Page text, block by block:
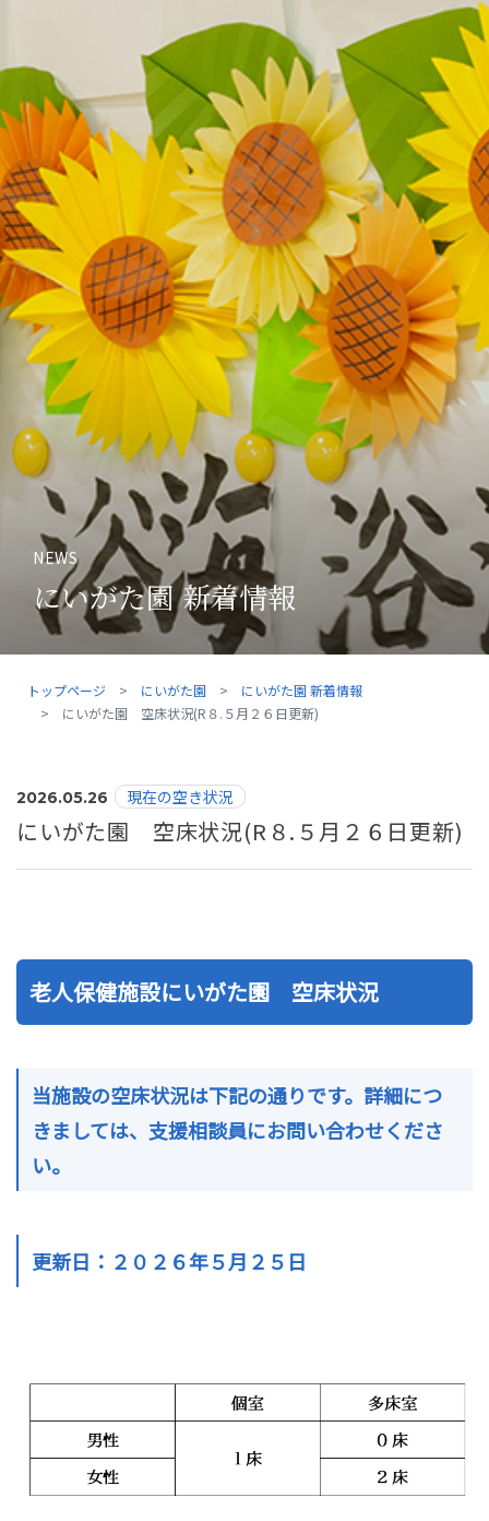
NEWS
にいがた園 新着情報
トップページ にいがた園
にいがた園 新着情報
にいがた園 空床状況(R８.５月２６日更新)
2026.05.26 現在の空き状況
にいがた園 空床状況(R８.５月２６日更新)
老人保健施設にいがた園 空床状況
当施設の空床状況は下記の通りです。詳細につ
きましては、支援相談員にお問い合わせくださ
い。
更新日：２０２６年５月２５ 日